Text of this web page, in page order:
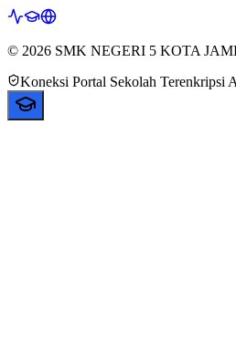
© 2026 SMK NEGERI 5 KOTA
Koneksi Portal Sekolah Terenkripsi